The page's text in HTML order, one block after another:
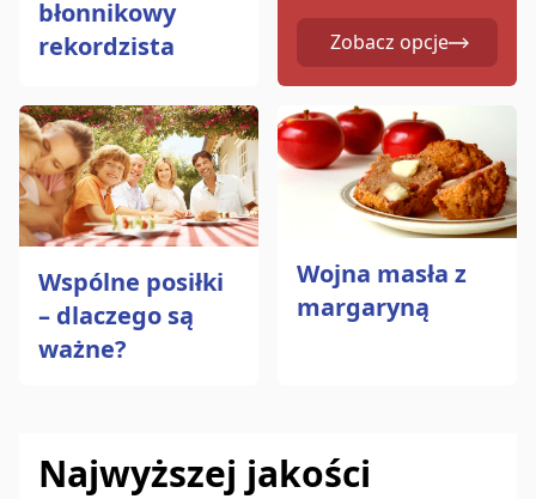
błonnikowy
rekordzista
Zobacz opcje
Wspólne posiłki
– dlaczego są
ważne?
Wojna masła z
margaryną
Najwyższej jakości